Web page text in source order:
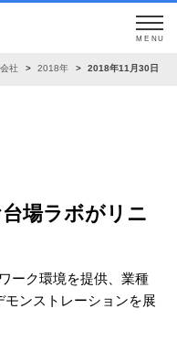
MENU
社 2018年 2018年11月30日
場ラボがリニ
ーク環境を提供、業種
ンストレーションを展